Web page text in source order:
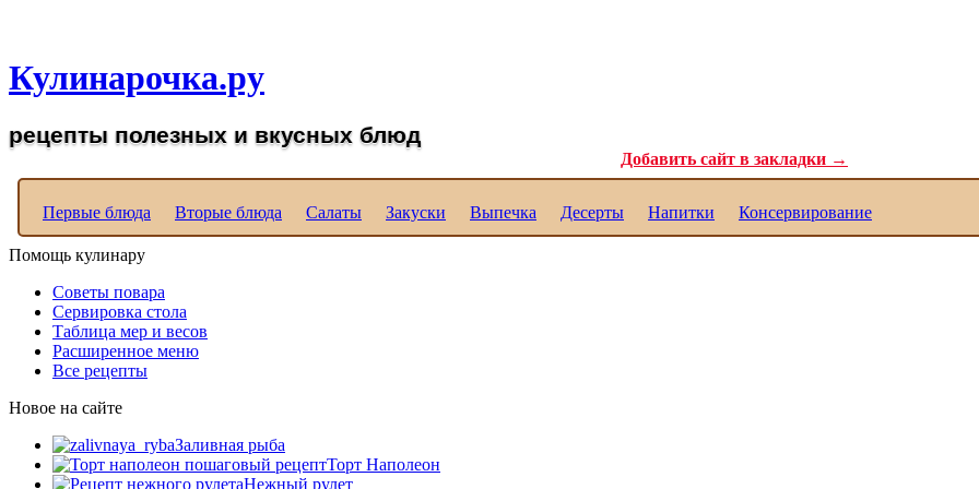
Кулинарочка.ру
рецепты полезных и вкусных блюд
Добавить сайт в закладки →
Первые блюда Вторые блюда Салаты Закуски Выпечка Десерты Напитки Консервирование
Помощь кулинару
Советы повара
Сервировка стола
Таблица мер и весов
Расширенное меню
Все рецепты
Новое на сайте
Заливная рыба
Торт Наполеон
Нежный рулет